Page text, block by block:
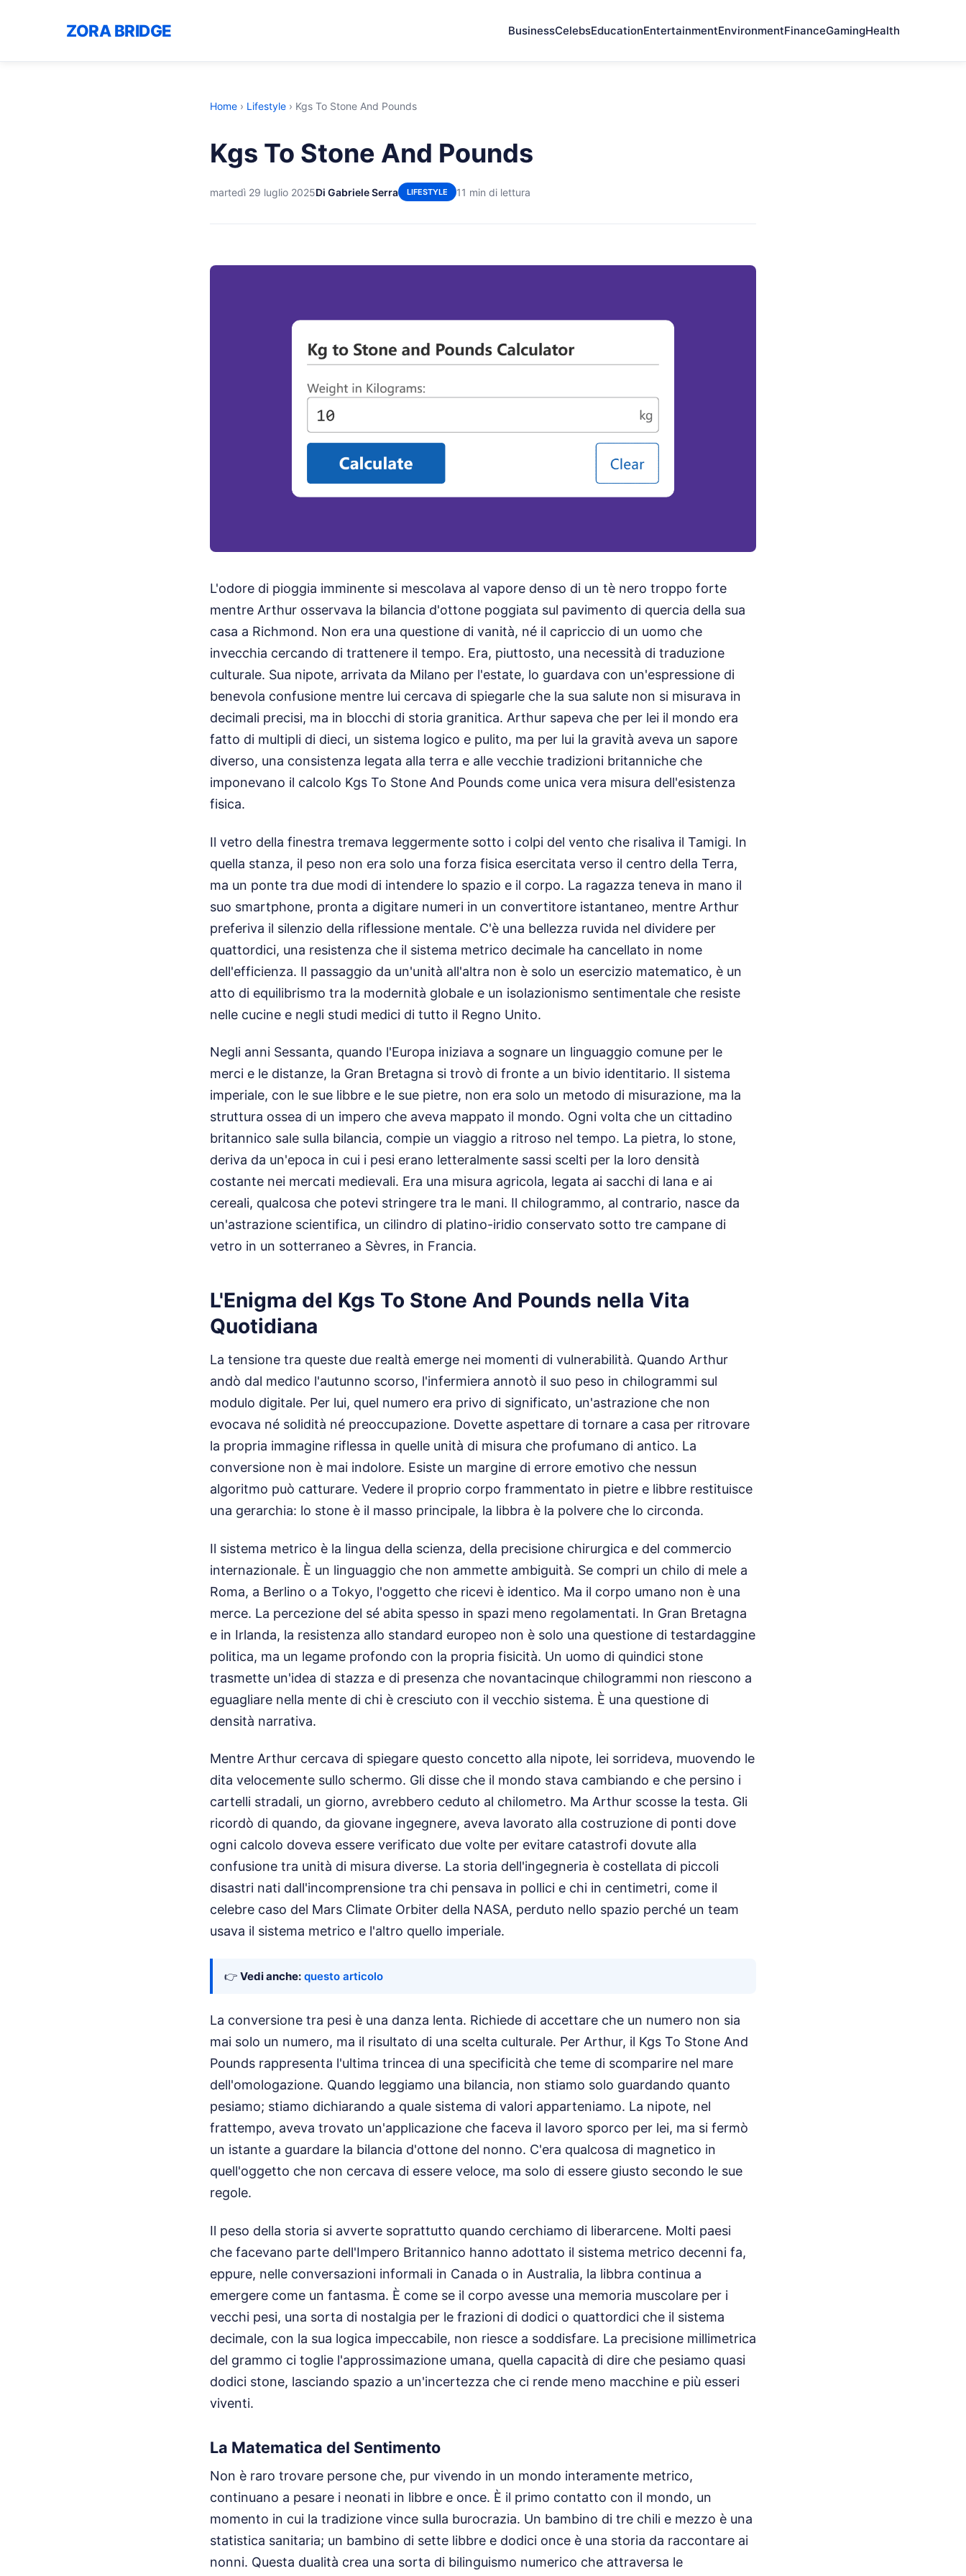
ZORA BRIDGE BusinessCelebsEducationEntertainmentEnvironmentFinanceGamingHealth
Home › Lifestyle › Kgs To Stone And Pounds
Kgs To Stone And Pounds
martedì 29 luglio 2025Di Gabriele Serra LIFESTYLE 11 min di lettura
L'odore di pioggia imminente si mescolava al vapore denso di un tè nero troppo forte
mentre Arthur osservava la bilancia d'ottone poggiata sul pavimento di quercia della sua
casa a Richmond. Non era una questione di vanità, né il capriccio di un uomo che
invecchia cercando di trattenere il tempo. Era, piuttosto, una necessità di traduzione
culturale. Sua nipote, arrivata da Milano per l'estate, lo guardava con un'espressione di
benevola confusione mentre lui cercava di spiegarle che la sua salute non si misurava in
decimali precisi, ma in blocchi di storia granitica. Arthur sapeva che per lei il mondo era
fatto di multipli di dieci, un sistema logico e pulito, ma per lui la gravità aveva un sapore
diverso, una consistenza legata alla terra e alle vecchie tradizioni britanniche che
imponevano il calcolo Kgs To Stone And Pounds come unica vera misura dell'esistenza
fisica.
Il vetro della finestra tremava leggermente sotto i colpi del vento che risaliva il Tamigi. In
quella stanza, il peso non era solo una forza fisica esercitata verso il centro della Terra,
ma un ponte tra due modi di intendere lo spazio e il corpo. La ragazza teneva in mano il
suo smartphone, pronta a digitare numeri in un convertitore istantaneo, mentre Arthur
preferiva il silenzio della riflessione mentale. C'è una bellezza ruvida nel dividere per
quattordici, una resistenza che il sistema metrico decimale ha cancellato in nome
dell'efficienza. Il passaggio da un'unità all'altra non è solo un esercizio matematico, è un
atto di equilibrismo tra la modernità globale e un isolazionismo sentimentale che resiste
nelle cucine e negli studi medici di tutto il Regno Unito.
Negli anni Sessanta, quando l'Europa iniziava a sognare un linguaggio comune per le
merci e le distanze, la Gran Bretagna si trovò di fronte a un bivio identitario. Il sistema
imperiale, con le sue libbre e le sue pietre, non era solo un metodo di misurazione, ma la
struttura ossea di un impero che aveva mappato il mondo. Ogni volta che un cittadino
britannico sale sulla bilancia, compie un viaggio a ritroso nel tempo. La pietra, lo stone,
deriva da un'epoca in cui i pesi erano letteralmente sassi scelti per la loro densità
costante nei mercati medievali. Era una misura agricola, legata ai sacchi di lana e ai
cereali, qualcosa che potevi stringere tra le mani. Il chilogrammo, al contrario, nasce da
un'astrazione scientifica, un cilindro di platino-iridio conservato sotto tre campane di
vetro in un sotterraneo a Sèvres, in Francia.
L'Enigma del Kgs To Stone And Pounds nella Vita
Quotidiana
La tensione tra queste due realtà emerge nei momenti di vulnerabilità. Quando Arthur
andò dal medico l'autunno scorso, l'infermiera annotò il suo peso in chilogrammi sul
modulo digitale. Per lui, quel numero era privo di significato, un'astrazione che non
evocava né solidità né preoccupazione. Dovette aspettare di tornare a casa per ritrovare
la propria immagine riflessa in quelle unità di misura che profumano di antico. La
conversione non è mai indolore. Esiste un margine di errore emotivo che nessun
algoritmo può catturare. Vedere il proprio corpo frammentato in pietre e libbre restituisce
una gerarchia: lo stone è il masso principale, la libbra è la polvere che lo circonda.
Il sistema metrico è la lingua della scienza, della precisione chirurgica e del commercio
internazionale. È un linguaggio che non ammette ambiguità. Se compri un chilo di mele a
Roma, a Berlino o a Tokyo, l'oggetto che ricevi è identico. Ma il corpo umano non è una
merce. La percezione del sé abita spesso in spazi meno regolamentati. In Gran Bretagna
e in Irlanda, la resistenza allo standard europeo non è solo una questione di testardaggine
politica, ma un legame profondo con la propria fisicità. Un uomo di quindici stone
trasmette un'idea di stazza e di presenza che novantacinque chilogrammi non riescono a
eguagliare nella mente di chi è cresciuto con il vecchio sistema. È una questione di
densità narrativa.
Mentre Arthur cercava di spiegare questo concetto alla nipote, lei sorrideva, muovendo le
dita velocemente sullo schermo. Gli disse che il mondo stava cambiando e che persino i
cartelli stradali, un giorno, avrebbero ceduto al chilometro. Ma Arthur scosse la testa. Gli
ricordò di quando, da giovane ingegnere, aveva lavorato alla costruzione di ponti dove
ogni calcolo doveva essere verificato due volte per evitare catastrofi dovute alla
confusione tra unità di misura diverse. La storia dell'ingegneria è costellata di piccoli
disastri nati dall'incomprensione tra chi pensava in pollici e chi in centimetri, come il
celebre caso del Mars Climate Orbiter della NASA, perduto nello spazio perché un team
usava il sistema metrico e l'altro quello imperiale.
👉 Vedi anche: questo articolo
La conversione tra pesi è una danza lenta. Richiede di accettare che un numero non sia
mai solo un numero, ma il risultato di una scelta culturale. Per Arthur, il Kgs To Stone And
Pounds rappresenta l'ultima trincea di una specificità che teme di scomparire nel mare
dell'omologazione. Quando leggiamo una bilancia, non stiamo solo guardando quanto
pesiamo; stiamo dichiarando a quale sistema di valori apparteniamo. La nipote, nel
frattempo, aveva trovato un'applicazione che faceva il lavoro sporco per lei, ma si fermò
un istante a guardare la bilancia d'ottone del nonno. C'era qualcosa di magnetico in
quell'oggetto che non cercava di essere veloce, ma solo di essere giusto secondo le sue
regole.
Il peso della storia si avverte soprattutto quando cerchiamo di liberarcene. Molti paesi
che facevano parte dell'Impero Britannico hanno adottato il sistema metrico decenni fa,
eppure, nelle conversazioni informali in Canada o in Australia, la libbra continua a
emergere come un fantasma. È come se il corpo avesse una memoria muscolare per i
vecchi pesi, una sorta di nostalgia per le frazioni di dodici o quattordici che il sistema
decimale, con la sua logica impeccabile, non riesce a soddisfare. La precisione millimetrica
del grammo ci toglie l'approssimazione umana, quella capacità di dire che pesiamo quasi
dodici stone, lasciando spazio a un'incertezza che ci rende meno macchine e più esseri
viventi.
La Matematica del Sentimento
Non è raro trovare persone che, pur vivendo in un mondo interamente metrico,
continuano a pesare i neonati in libbre e once. È il primo contatto con il mondo, un
momento in cui la tradizione vince sulla burocrazia. Un bambino di tre chili e mezzo è una
statistica sanitaria; un bambino di sette libbre e dodici once è una storia da raccontare ai
nonni. Questa dualità crea una sorta di bilinguismo numerico che attraversa le